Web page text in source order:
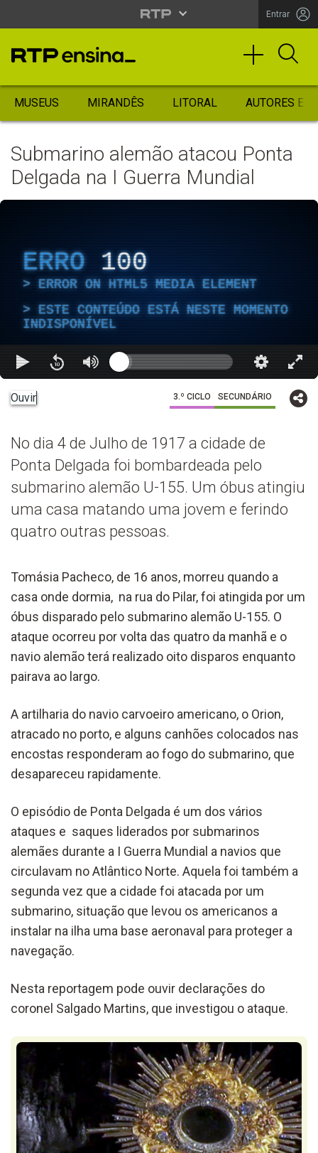
Entrar
MUSEUS MIRANDÊS LITORAL AUTORES
Submarino alemão atacou Ponta
Delgada na I Guerra Mundial
ERRO 100
ERROR ON HTML5 MEDIA ELEMENT
ESTE CONTEÚDO ESTÁ NESTE MOMENTO
INDISPONÍVEL
Ouvir 3.º CICLO SECUNDÁRIO
No dia 4 de Julho de 1917 a cidade de
Ponta Delgada foi bombardeada pelo
submarino alemão U-155. Um óbus atingiu
uma casa matando uma jovem e ferindo
quatro outras pessoas.
Tomásia Pacheco, de 16 anos, morreu quando a
casa onde dormia, na rua do Pilar, foi atingida por um
óbus disparado pelo submarino alemão U-155. O
ataque ocorreu por volta das quatro da manhã e o
navio alemão terá realizado oito disparos enquanto
pairava ao largo.
A artilharia do navio carvoeiro americano, o Orion,
atracado no porto, e alguns canhões colocados nas
encostas responderam ao fogo do submarino, que
desapareceu rapidamente.
O episódio de Ponta Delgada é um dos vários
ataques e saques liderados por submarinos
alemães durante a I Guerra Mundial a navios que
circulavam no Atlântico Norte. Aquela foi também a
segunda vez que a cidade foi atacada por um
submarino, situação que levou os americanos a
instalar na ilha uma base aeronaval para proteger a
navegação.
Nesta reportagem pode ouvir declarações do
coronel Salgado Martins, que investigou o ataque.